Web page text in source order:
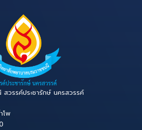
วรรค์ประชารักษ์ นครสวรรค์
โพ